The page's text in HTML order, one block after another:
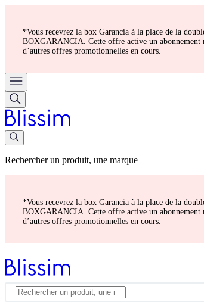
*Vous recevrez la box Garancia à la place de la
BOXGARANCIA. Cette offre active un abonnement
d’autres offres promotionnelles en cours.
Rechercher un produit, une marque
*Vous recevrez la box Garancia à la place de la
BOXGARANCIA. Cette offre active un abonnement
d’autres offres promotionnelles en cours.